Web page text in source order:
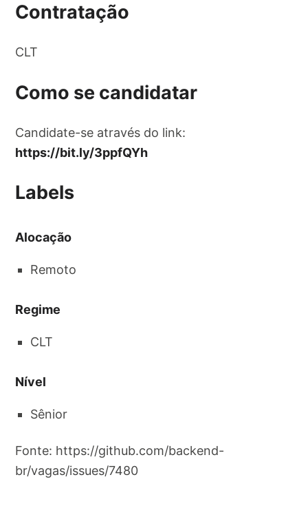
Contratação
CLT
Como se candidatar
Candidate-se através do link:
https://bit.ly/3ppfQYh
Labels
Alocação
Remoto
Regime
CLT
Nível
Sênior
Fonte: https://github.com/backend-
br/vagas/issues/7480